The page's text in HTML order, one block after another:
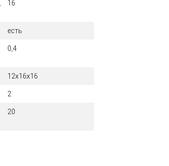
16
есть
0,4
12x16x16
2
20